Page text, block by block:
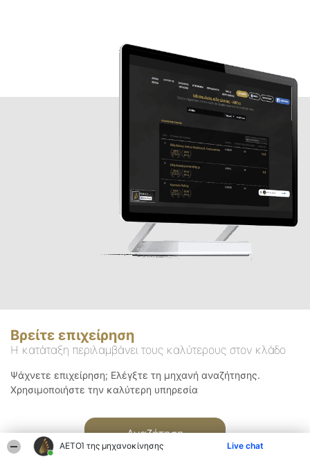
ΑΕΤΟΊ της μηχανοκίνησης Live chat
Βρείτε επιχείρηση
Η κατάταξη περιλαμβάνει τους καλύτερους στον κλάδο
Ψάχνετε επιχείρηση; Ελέγξτε τη μηχανή αναζήτησης.
Χρησιμοποιήστε την καλύτερη υπηρεσία
Αναζήτηση